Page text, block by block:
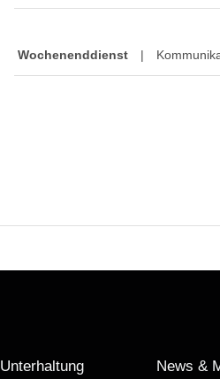
Wochenenddienst |
Unterhaltung News &